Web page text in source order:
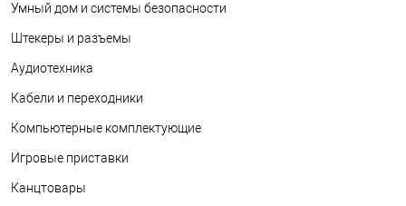
Умный дом и системы безопасности
Штекеры и разъемы
Аудиотехника
Кабели и переходники
Компьютерные комплектующие
Игровые приставки
Канцтовары